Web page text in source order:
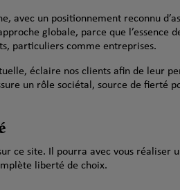
avec un positionnement reconnu
globale, parce que
particuliers comme entreprises.
éclaire nos clients afin de leur
un rôle sociétal, source de fierté
ce site. Il pourra avec vous
liberté de choix.